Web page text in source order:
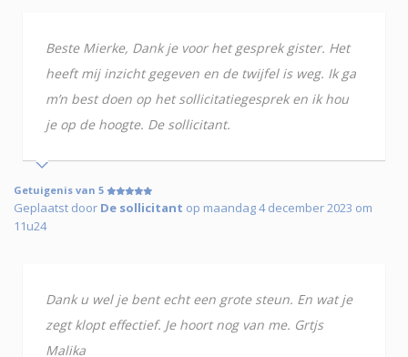
Beste Mierke, Dank je voor het gesprek gister. Het
heeft mij inzicht gegeven en de twijfel is weg. Ik ga
m’n best doen op het sollicitatiegesprek en ik hou
je op de hoogte. De sollicitant.
Getuigenis van 5
Geplaatst door De sollicitant op maandag 4 december 2023 om
11u24
Dank u wel je bent echt een grote steun. En wat je
zegt klopt effectief. Je hoort nog van me. Grtjs
Malika